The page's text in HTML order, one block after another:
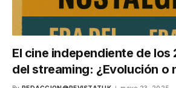
El cine independiente de los
del streaming: ¿Evolución o